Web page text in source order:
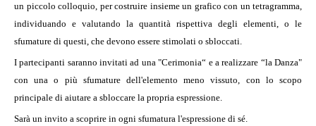
un piccolo colloquio, per costruire insieme un grafico con un tetragramma,
individuando e valutando la quantità rispettiva degli elementi, o le
sfumature di questi, che devono essere stimolati o sbloccati.
I partecipanti saranno invitati ad una "Cerimonia“ e a realizzare “la Danza"
con una o più sfumature dell'elemento meno vissuto, con lo scopo
principale di aiutare a sbloccare la propria espressione.
Sarà un invito a scoprire in ogni sfumatura l'espressione di sé.